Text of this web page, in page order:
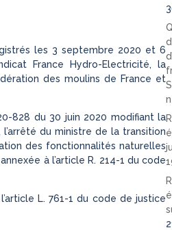
les 3 septembre 2020 et 6
France Hydro-Electricité, la
des moulins de France et
828 du 30 juin 2020 modifiant la
du ministre de la transition
des fonctionnalités naturelles
à l’article R. 214-1 du code
L. 761-1 du code de justice